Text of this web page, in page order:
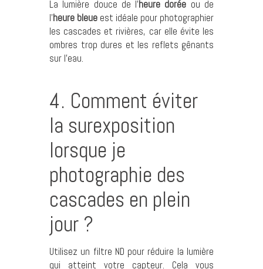
La lumière douce de l’heure dorée ou de
l’heure bleue est idéale pour photographier
les cascades et rivières, car elle évite les
ombres trop dures et les reflets gênants
sur l’eau.
4. Comment éviter
la surexposition
lorsque je
photographie des
cascades en plein
jour ?
Utilisez un filtre ND pour réduire la lumière
qui atteint votre capteur. Cela vous